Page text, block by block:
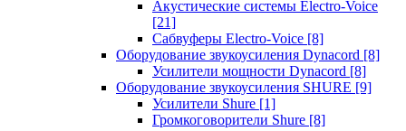
Акустические системы Electro-Voice
[21]
Сабвуферы Electro-Voice [8]
Оборудование звукоусиления Dynacord [8]
Усилители мощности Dynacord [8]
Оборудование звукоусиления SHURE [9]
Усилители Shure [1]
Громкоговорители Shure [8]